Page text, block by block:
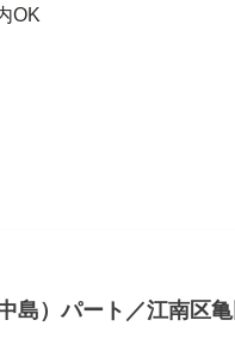
OK
島）パート／江南区